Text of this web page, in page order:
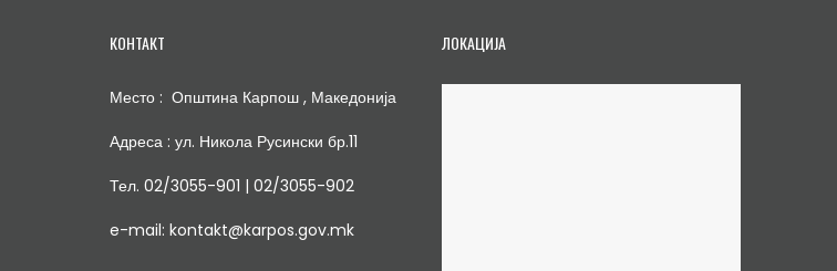
КОНТАКТ
Место : Општина Карпош , Македонија
Адреса : ул. Никола Русински бр.11
Тел. 02/3055-901 | 02/3055-902
e-mail: kontakt@karpos.gov.mk
ЛОКАЦИЈА